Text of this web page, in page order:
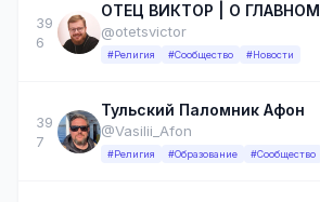
39
6
ОТЕЦ ВИКТОР | О ГЛАВНОМ
@otetsvictor
#Религия #Сообщество #Новости
39
7
Тульский Паломник Афон
@Vasilii_Afon
#Религия #Образование #Сообщество